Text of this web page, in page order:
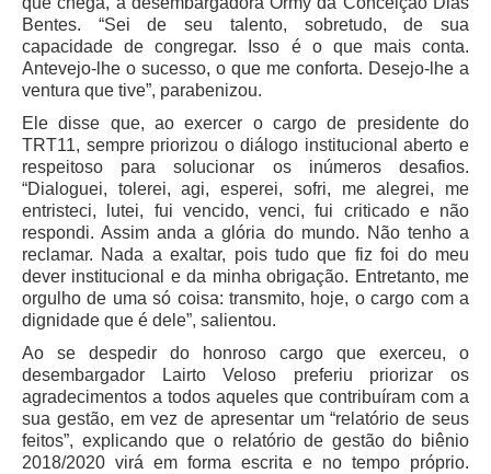
Educação a distância
Responsabilidade Socioambiental
Comissão Permanente de Acessibilidade e Inclusão
Escola Judicial
Programa Trabalho Seguro
Coordenadoria de Saúde
Serviços
Ação Trabalhista (Atermação)
Atermação On-line - Interior de Roraima
Atermação On-line - Interior do Amazonas
Agendamento de Reclamação Verbal
Glossário
Bentes. “Sei de seu talento, sobretudo, de sua
capacidade de congregar. Isso é o que mais conta.
Antevejo-lhe o sucesso, o que me conforta. Desejo-lhe a
ventura que tive”, parabenizou.
Ele disse que, ao exercer o cargo de presidente do
TRT11, sempre priorizou o diálogo institucional aberto e
respeitoso para solucionar os inúmeros desafios.
“Dialoguei, tolerei, agi, esperei, sofri, me alegrei, me
entristeci, lutei, fui vencido, venci, fui criticado e não
respondi. Assim anda a glória do mundo. Não tenho a
reclamar. Nada a exaltar, pois tudo que fiz foi do meu
dever institucional e da minha obrigação. Entretanto, me
orgulho de uma só coisa: transmito, hoje, o cargo com a
dignidade que é dele”, salientou.
Ao se despedir do honroso cargo que exerceu, o
desembargador Lairto Veloso preferiu priorizar os
agradecimentos a todos aqueles que contribuíram com a
sua gestão, em vez de apresentar um “relatório de seus
feitos”, explicando que o relatório de gestão do biênio
2018/2020 virá em forma escrita e no tempo próprio.